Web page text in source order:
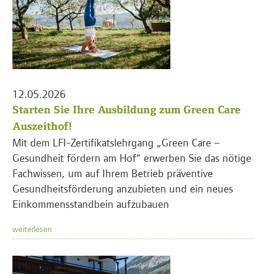
12.05.2026
Starten Sie Ihre Ausbildung zum Green Care
Auszeithof!
Mit dem LFI-Zertifikatslehrgang „Green Care –
Gesundheit fördern am Hof“ erwerben Sie das nötige
Fachwissen, um auf Ihrem Betrieb präventive
Gesundheitsförderung anzubieten und ein neues
Einkommensstandbein aufzubauen
weiterlesen